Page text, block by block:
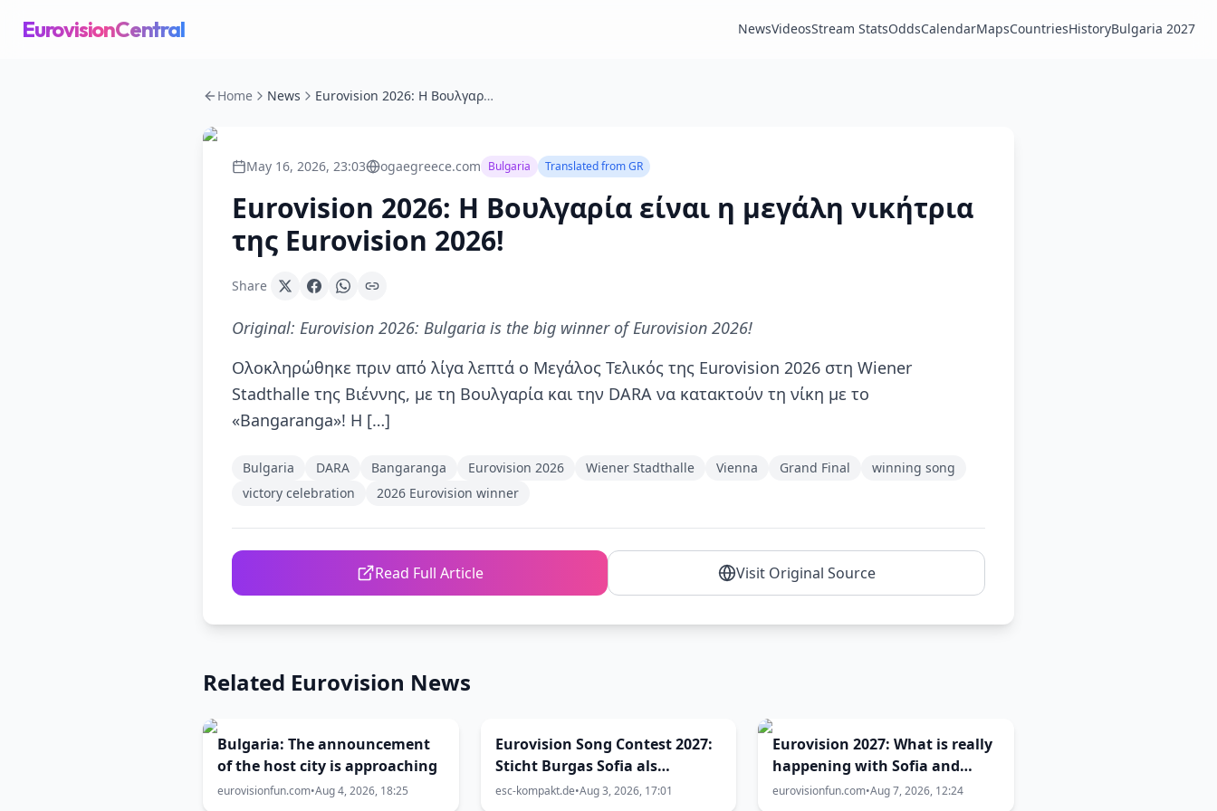
EurovisionCentral NewsVideosStream StatsOddsCalendarMapsCountriesHistoryBulgaria 2027
Home News Eurovision 2026: Η Βουλγαρία είναι η μεγάλη νικήτρια της Eurovision 2026!
May 16, 2026, 23:03 ogaegreece.com Bulgaria Translated fromGR
Eurovision 2026: Η Βουλγαρία είναι η μεγάλη νικήτρια
της Eurovision 2026!
Share
Original: Eurovision 2026: Bulgaria is the big winner of Eurovision 2026!
Ολοκληρώθηκε πριν από λίγα λεπτά ο Μεγάλος Τελικός της Eurovision 2026 στη Wiener
Stadthalle της Βιέννης, με τη Βουλγαρία και την DARA να κατακτούν τη νίκη με το
«Bangaranga»! Η […]
Bulgaria DARA Bangaranga Eurovision 2026 Wiener Stadthalle Vienna Grand Final
winning song
victory celebration
2026 Eurovision winner
Read Full Article Visit Original Source
Related Eurovision News
Bulgaria: The announcement
of the host city is approaching
eurovisionfun.com•Aug 4, 2026, 18:25
Eurovision Song Contest 2027:
Sticht Burgas Sofia als
Austragungsort aus? Die
esc-kompakt.de•Aug 3, 2026, 17:01
Eurovision 2027: What is really
happening with Sofia and
Burgas? The full truth behind
eurovisionfun.com•Aug 7, 2026, 12:24